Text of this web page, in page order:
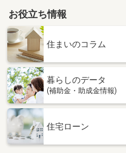
お役立ち情報
住まいのコラム
暮らしのデータ
(補助金・助成金情報)
住宅ローン